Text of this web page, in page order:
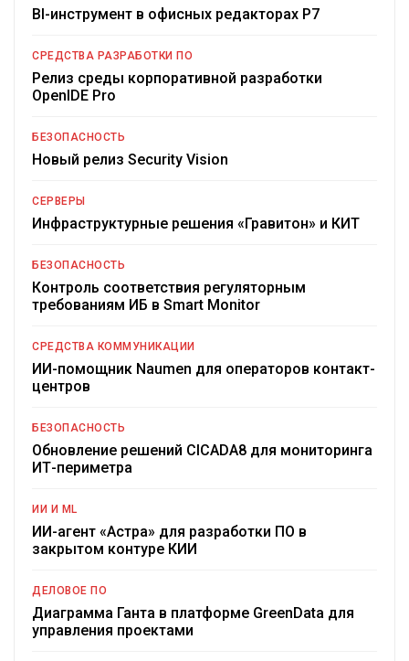
BI-инструмент в офисных редакторах Р7
СРЕДСТВА РАЗРАБОТКИ ПО
Релиз среды корпоративной разработки
OpenIDE Pro
БЕЗОПАСНОСТЬ
Новый релиз Security Vision
СЕРВЕРЫ
Инфраструктурные решения «Гравитон» и КИТ
БЕЗОПАСНОСТЬ
Контроль соответствия регуляторным
требованиям ИБ в Smart Monitor
СРЕДСТВА КОММУНИКАЦИИ
ИИ-помощник Naumen для операторов контакт-
центров
БЕЗОПАСНОСТЬ
Обновление решений CICADA8 для мониторинга
ИТ-периметра
ИИ И ML
ИИ-агент «Астра» для разработки ПО в
закрытом контуре КИИ
ДЕЛОВОЕ ПО
Диаграмма Ганта в платформе GreenData для
управления проектами